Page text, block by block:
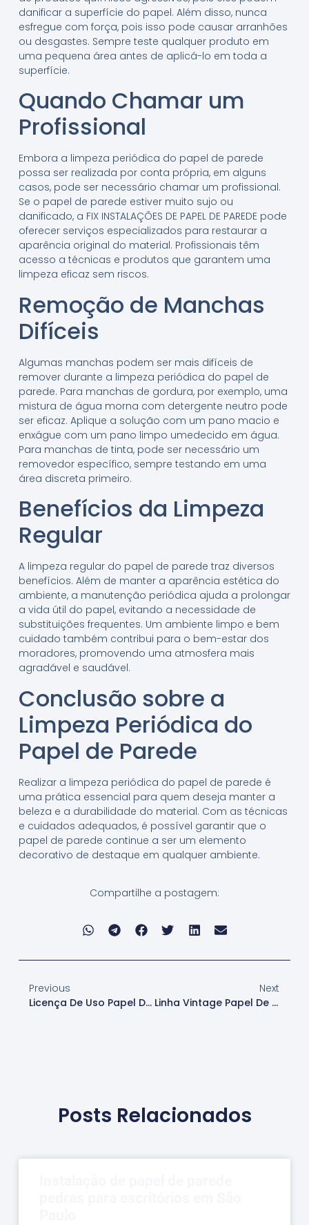
danificar a superfície do papel. Além disso, nunca
esfregue com força, pois isso pode causar arranhões
ou desgastes. Sempre teste qualquer produto em
uma pequena área antes de aplicá-lo em toda a
superfície.
Quando Chamar um
Profissional
Embora a limpeza periódica do papel de parede
possa ser realizada por conta própria, em alguns
casos, pode ser necessário chamar um profissional.
Se o papel de parede estiver muito sujo ou
danificado, a FIX INSTALAÇÕES DE PAPEL DE PAREDE pode
oferecer serviços especializados para restaurar a
aparência original do material. Profissionais têm
acesso a técnicas e produtos que garantem uma
limpeza eficaz sem riscos.
Remoção de Manchas
Difíceis
Algumas manchas podem ser mais difíceis de
remover durante a limpeza periódica do papel de
parede. Para manchas de gordura, por exemplo, uma
mistura de água morna com detergente neutro pode
ser eficaz. Aplique a solução com um pano macio e
enxágue com um pano limpo umedecido em água.
Para manchas de tinta, pode ser necessário um
removedor específico, sempre testando em uma
área discreta primeiro.
Benefícios da Limpeza
Regular
A limpeza regular do papel de parede traz diversos
benefícios. Além de manter a aparência estética do
ambiente, a manutenção periódica ajuda a prolongar
a vida útil do papel, evitando a necessidade de
substituições frequentes. Um ambiente limpo e bem
cuidado também contribui para o bem-estar dos
moradores, promovendo uma atmosfera mais
agradável e saudável.
Conclusão sobre a
Limpeza Periódica do
Papel de Parede
Realizar a limpeza periódica do papel de parede é
uma prática essencial para quem deseja manter a
beleza e a durabilidade do material. Com as técnicas
e cuidados adequados, é possível garantir que o
papel de parede continue a ser um elemento
decorativo de destaque em qualquer ambiente.
Compartilhe a postagem:
Previous
Licença De Uso Papel De Parede
Next
Linha Vintage Papel De Parede
Posts Relacionados